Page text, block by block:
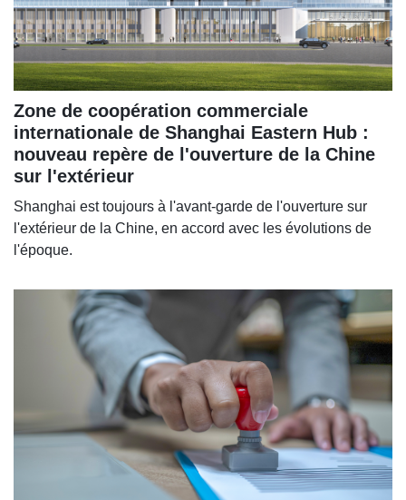
Zone de coopération commerciale
internationale de Shanghai Eastern Hub :
nouveau repère de l'ouverture de la Chine
sur l'extérieur
Shanghai est toujours à l'avant-garde de l'ouverture sur
l'extérieur de la Chine, en accord avec les évolutions de
l'époque.